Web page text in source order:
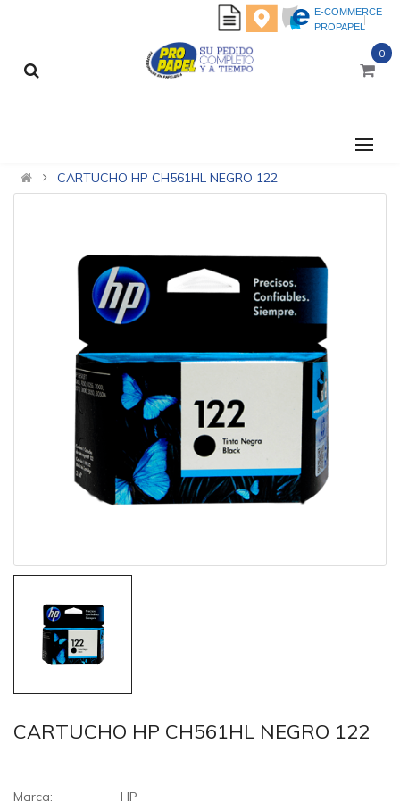
E-COMMERCE
PROPAPEL
0
CARTUCHO HP CH561HL NEGRO 122
CARTUCHO HP CH561HL NEGRO 122
Marca:
HP